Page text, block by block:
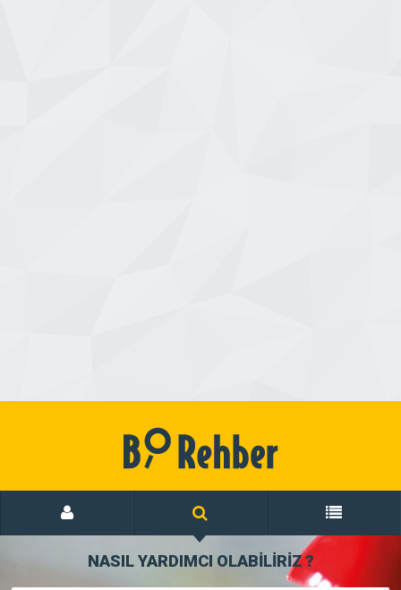
NASIL YARDIMCI OLABİLİRİZ?